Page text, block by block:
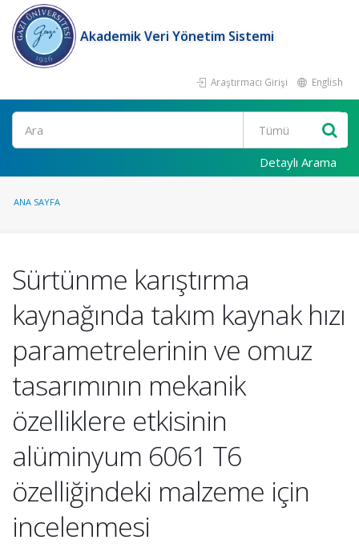
Akademik Veri Yönetim Sistemi
Araştırmacı Girişi English
Ara
Detaylı Arama
ANA SAYFA
Sürtünme karıştırma
kaynağında takım kaynak hızı
parametrelerinin ve omuz
tasarımının mekanik
özelliklere etkisinin
alüminyum 6061 T6
özelliğindeki malzeme için
incelenmesi